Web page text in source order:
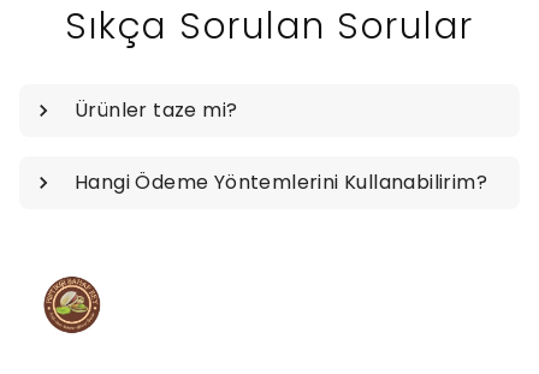
Sıkça Sorulan Sorular
Ürünler taze mi?
Hangi Ödeme Yöntemlerini Kullanabilirim?